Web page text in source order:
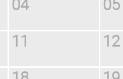
04 05
11 12